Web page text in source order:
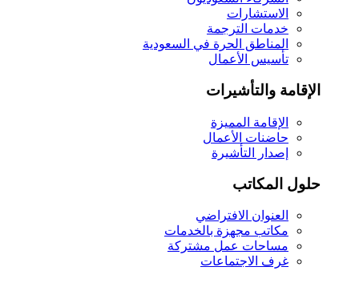
الاستشارات
خدمات الترجمة
المناطق الحرة في السعودية
تأسيس الأعمال
الإقامة والتأشيرات
الإقامة المميزة
حاضنات الأعمال
إصدار التأشيرة
حلول المكاتب
العنوان الافتراضي
مكاتب مجهزة بالخدمات
مساحات عمل مشتركة
غرف الاجتماعات